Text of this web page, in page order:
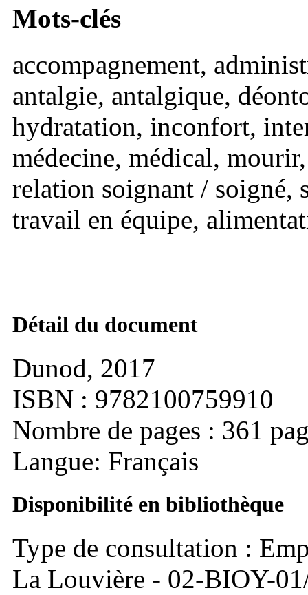
Mots-clés
accompagnement,
antalgie, antalgique,
hydratation, inconfort,
médecine, médical,
relation soignant /
travail en équipe,
Détail du document
Dunod, 2017
ISBN : 9782100759910
Nombre de pages : 361
Langue: Français
Disponibilité en bibliothèque
Type de consultation :
La Louvière - 02-BIOY-